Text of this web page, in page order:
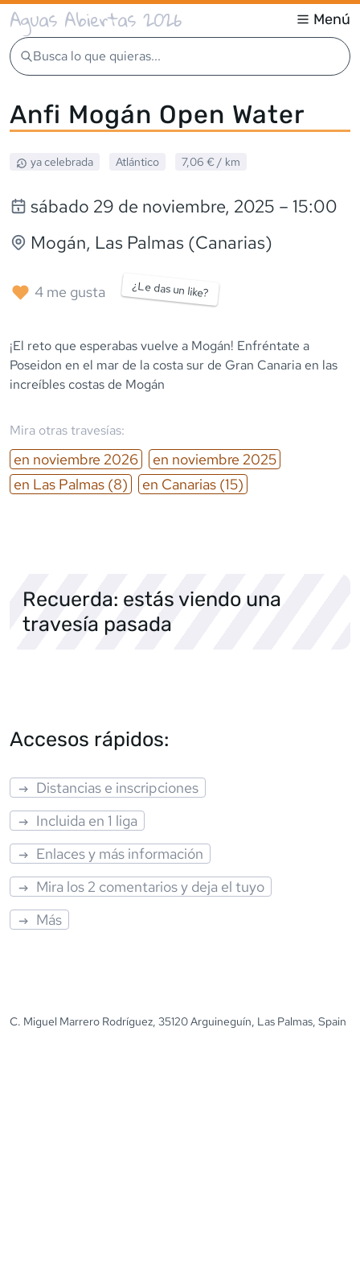
Aguas Abiertas 2026 Menú
Busca lo que quieras...
Anfi Mogán Open Water
ya celebrada Atlántico 7,06 € / km
sábado 29 de noviembre, 2025 – 15:00
Mogán, Las Palmas (Canarias)
4 me gusta ¿Le das un like?
¡El reto que esperabas vuelve a Mogán! Enfréntate a
Poseidon en el mar de la costa sur de Gran Canaria en las
increíbles costas de Mogán
Mira otras travesías:
en noviembre 2026 en noviembre 2025
en Las Palmas (8) en Canarias (15)
Recuerda: estás viendo una
travesía pasada
Accesos rápidos:
Distancias e inscripciones
Incluida en 1 liga
Enlaces y más información
Mira los 2 comentarios y deja el tuyo
Más
C. Miguel Marrero Rodríguez, 35120 Arguineguín, Las Palmas, Spain